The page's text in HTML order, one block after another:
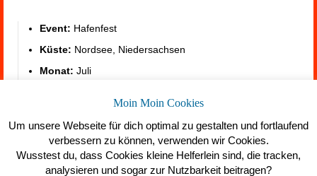
Event: Hafenfest
Küste: Nordsee, Niedersachsen
Monat: Juli
Moin Moin Cookies
Um unsere Webseite für dich optimal zu gestalten und fortlaufend
verbessern zu können, verwenden wir Cookies.
Wusstest du, dass Cookies kleine Helferlein sind, die tracken,
analysieren und sogar zur Nutzbarkeit beitragen?